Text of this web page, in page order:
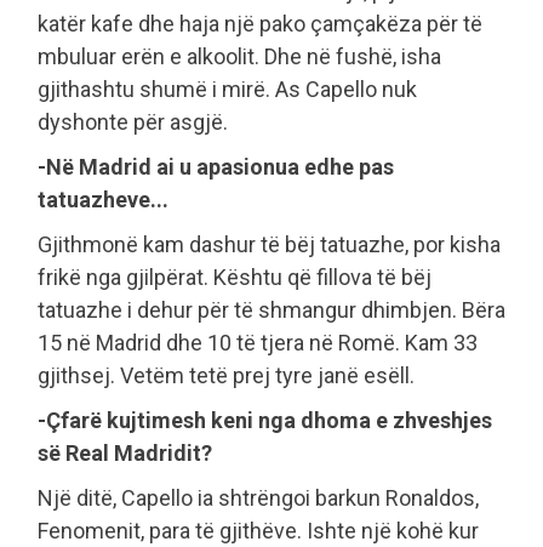
katër kafe dhe haja një pako çamçakëza për të
mbuluar erën e alkoolit. Dhe në fushë, isha
gjithashtu shumë i mirë. As Capello nuk
dyshonte për asgjë.
-Në Madrid ai u apasionua edhe pas
tatuazheve...
Gjithmonë kam dashur të bëj tatuazhe, por kisha
frikë nga gjilpërat. Kështu që fillova të bëj
tatuazhe i dehur për të shmangur dhimbjen. Bëra
15 në Madrid dhe 10 të tjera në Romë. Kam 33
gjithsej. Vetëm tetë prej tyre janë esëll.
-Çfarë kujtimesh keni nga dhoma e zhveshjes
së Real Madridit?
Një ditë, Capello ia shtrëngoi barkun Ronaldos,
Fenomenit, para të gjithëve. Ishte një kohë kur